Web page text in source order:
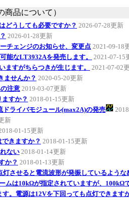
品について）
どうしても必要ですか？ 2026-07-28更新
2026-01-28更新
チェンジのお知らせ、変更点 2021-09-18
能なLT3932Aを発売します。
2021-07-15
ますがちらつきが生じます。
2021-07-02
ませんか？ 2020-05-20更新
注意 2019-03-07更新
すか？ 2018-01-15更新
ライバモジュール(max2A)の発売
新
01-15更新
きますか？ 2018-01-15更新
ない 2018-01-14更新
か？ 2018-01-13更新
灯させると電流波形が発振しているような
ムは10kΩが指定されていますが、100kΩ
。電源は12Vを下回っても点灯できます